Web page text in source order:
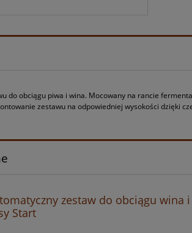
do obciągu piwa i wina. Mocowany na rancie
zestawu na odpowiedniej wysokości dzięki
zestaw do obciągu wina
Start